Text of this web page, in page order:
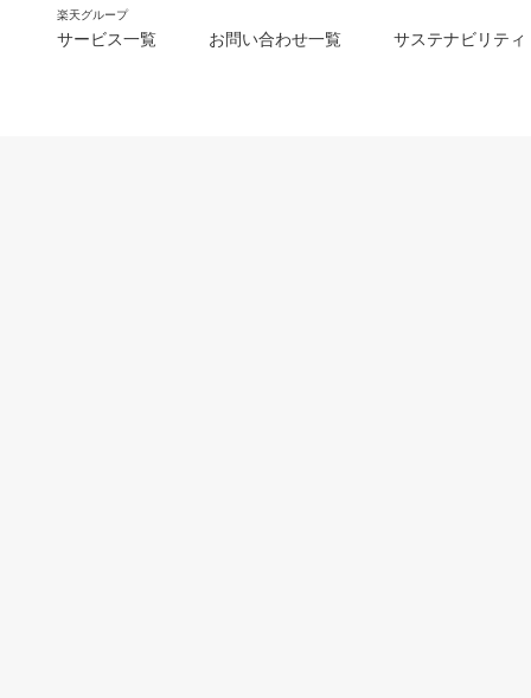
楽天グループ
サービス一覧 お問い合わせ一覧 サステナビリティ